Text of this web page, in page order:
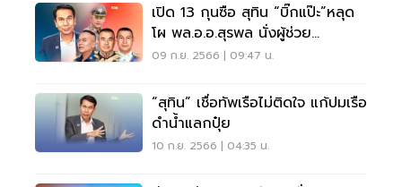
เปิด 13 กุนซือ สุทิน “บิ๊กแป๊ะ”หลุด
โผ พล.อ.อ.สุรพล นั่งผู้ช่วย
รมต.กลาโหม
09 ก.ย. 2566 | 09:47 น.
“สุทิน” เชื่อทัพเรือไม่ติดใจ แก้ปมเรือ
ดำน้ำแลกปุ๋ย
10 ก.ย. 2566 | 04:35 น.